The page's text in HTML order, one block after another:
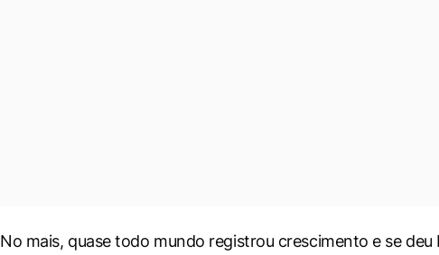
No mais, quase todo mundo registrou crescimento e se deu